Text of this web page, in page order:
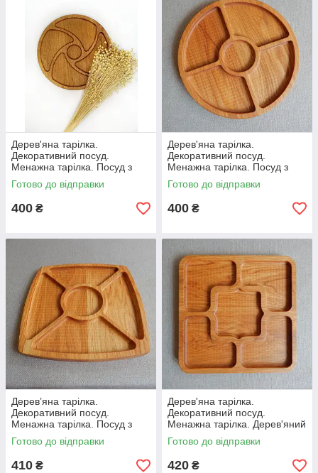
Дерев'яна тарілка.
Декоративний посуд.
Менажна тарілка. Посуд з
дерева.
Готово до відправки
400 ₴
Дерев'яна тарілка.
Декоративний посуд.
Менажна тарілка. Посуд з
дерева.
Готово до відправки
400 ₴
Дерев’яна тарілка.
Декоративний посуд.
Менажна тарілка. Посуд з
дерева.
Готово до відправки
410 ₴
Дерев'яна тарілка.
Декоративний посуд.
Менажна тарілка. Дерев'яний
піднос.
Готово до відправки
420 ₴